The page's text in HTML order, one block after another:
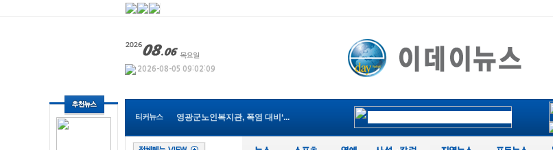
티커뉴스
영광군노인복지관, 폭염 대비‘...
전남광주통합특별시 서구, 폭염 ...